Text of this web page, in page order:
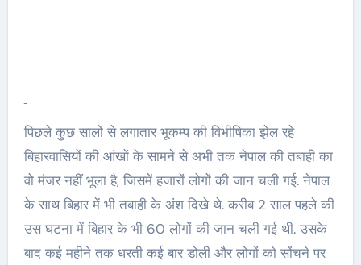
पिछले कुछ सालों से लगातार भूकम्प की विभीषिका झेल रहे
बिहारवासियों की आंखों के सामने से अभी तक नेपाल की तबाही का
वो मंजर नहीं भूला है, जिसमें हजारों लोगों की जान चली गई. नेपाल
के साथ बिहार में भी तबाही के अंश दिखे थे. करीब 2 साल पहले की
उस घटना में बिहार के भी 60 लोगों की जान चली गई थी. उसके
बाद कई महीने तक धरती कई बार डोली और लोगों को सोंचने पर